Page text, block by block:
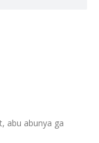
abu abunya ga